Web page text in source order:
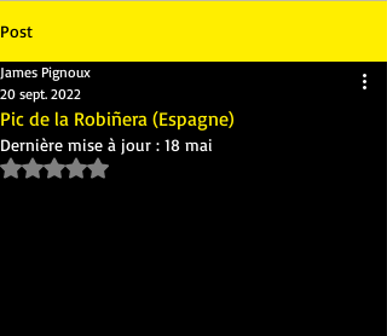
Post
Pic de la Robiñera (Espagne)
James Pignoux
20 sept. 2022
Dernière mise à jour : 18 mai
Noté NaN étoiles sur 5.